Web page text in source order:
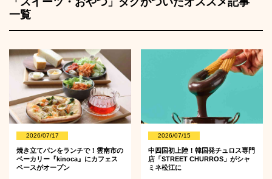
一覧
2026/07/17
焼き立てパンをランチで！雲南市の
ベーカリー『kinoca』にカフェス
ペースがオープン
2026/07/15
中四国初上陸！韓国発チュロス専門
店「STREET CHURROS」がシャ
ミネ松江に